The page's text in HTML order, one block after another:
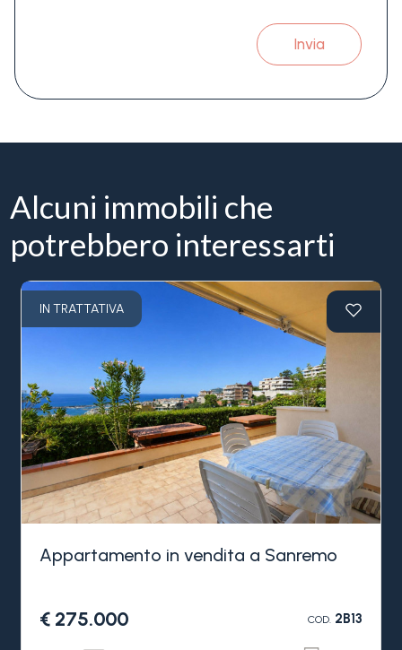
Invia
Alcuni immobili che
potrebbero interessarti
IN TRATTATIVA
Appartamento in vendita a Sanremo
€ 275.000 COD.2B13